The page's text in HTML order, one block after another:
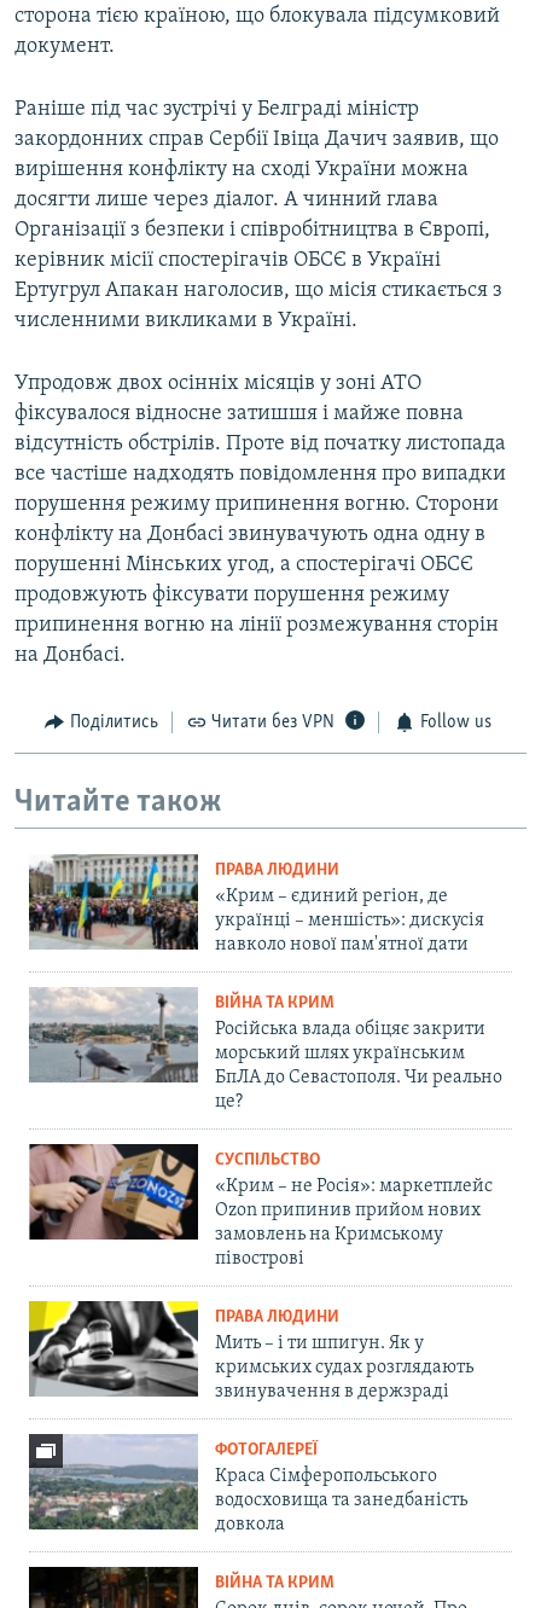
сторона тією країною, що блокувала підсумковий
документ.
Раніше під час зустрічі у Белграді міністр
закордонних справ Сербії Івіца Дачич заявив, що
вирішення конфлікту на сході України можна
досягти лише через діалог. А чинний глава
Організації з безпеки і співробітництва в Європі,
керівник місії спостерігачів ОБСЄ в Україні
Ертугрул Апакан наголосив, що місія стикається з
численними викликами в Україні.
Упродовж двох осінніх місяців у зоні АТО
фіксувалося відносне затишшя і майже повна
відсутність обстрілів. Проте від початку листопада
все частіше надходять повідомлення про випадки
порушення режиму припинення вогню. Сторони
конфлікту на Донбасі звинувачують одна одну в
порушенні Мінських угод, а спостерігачі ОБСЄ
продовжують фіксувати порушення режиму
припинення вогню на лінії розмежування сторін
на Донбасі.
Поділитись Читати без VPN Follow us
Читайте також
ПРАВА ЛЮДИНИ
«Крим – єдиний регіон, де
українці – меншість»: дискусія
навколо нової пам'ятної дати
ВІЙНА ТА КРИМ
Російська влада обіцяє закрити
морський шлях українським
БпЛА до Севастополя. Чи реально
це?
СУСПІЛЬСТВО
«Крим – не Росія»: маркетплейс
Ozon припинив прийом нових
замовлень на Кримському
півострові
ПРАВА ЛЮДИНИ
Мить – і ти шпигун. Як у
кримських судах розглядають
звинувачення в держзраді
ФОТОГАЛЕРЕЇ
Краса Сімферопольського
водосховища та занедбаність
довкола
ВІЙНА ТА КРИМ